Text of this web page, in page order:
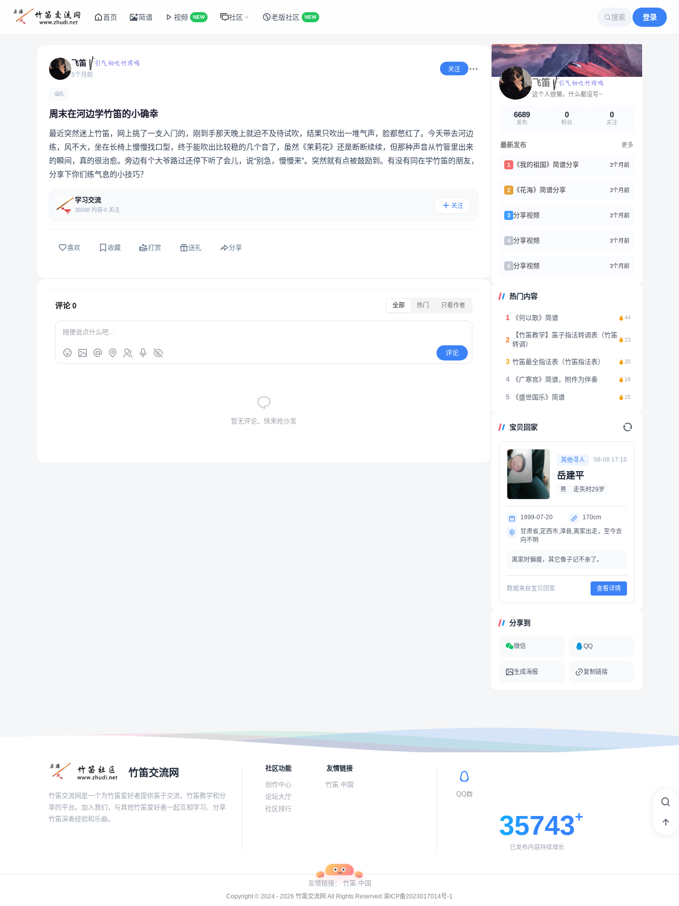
首页 简谱 视频 NEW 社区 老版社区 NEW 搜索 登录
飞笛
5个月前
关注
5
周末在河边学竹笛的小确幸
最近突然迷上竹笛，网上挑了一支入门的，刚到手那天晚上就迫不及待试吹，结果只吹出一堆气声，脸都憋红了。今天带去河边
练，风不大，坐在长椅上慢慢找口型，终于能吹出比较稳的几个音了，虽然《茉莉花》还是断断续续，但那种声音从竹管里出来
的瞬间，真的很治愈。旁边有个大爷路过还停下听了会儿，说“别急，慢慢来”。突然就有点被鼓励到。有没有同在学竹笛的朋友，
分享下你们练气息的小技巧？
学习交流
35598 内容 0 关注
关注
喜欢 收藏 打赏 送礼 分享
评论0 全部 热门 只看作者
评论
暂无评论，快来抢沙发
飞笛
这个人很懒，什么都没写~
6689
发布
0
粉丝
0
关注
最新发布 更多
1 《我的祖国》简谱分享 3个月前
2 《花海》简谱分享 3个月前
3 分享视频 3个月前
4 分享视频 3个月前
5 分享视频 3个月前
热门内容
1 《何以歌》简谱 44
2
【竹笛教学】笛子指法转调表（竹笛
转调）
23
3 竹笛最全指法表（竹笛指法表） 20
4 《广寒宫》简谱，附件为伴奏 18
5 《盛世国乐》简谱 15
宝贝回家
其他寻人 08-08 17:16
岳建平
男 走失时29岁
1999-07-20
170cm
甘肃省,定西市,漳县,离家出走，至今去
向不明
离家时偏瘦，其它像子记不亲了。
数据来自宝贝回家 查看详情
分享到
微信 QQ
生成海报 复制链接
竹笛交流网
竹笛交流网是一个为竹笛爱好者提供笛子交流，竹笛教学和分
享的平台。加入我们，与其他竹笛爱好者一起互相学习、分享
竹笛演奏经验和乐曲。
社区功能
创作中心
论坛大厅
社区排行
友情链接
竹笛.中国
QQ群
35743
已发布内容持续增长
友情链接： 竹笛.中国
Copyright © 2024 - 2026 竹笛交流网 All Rights Reserved 渝ICP备2023017014号-1